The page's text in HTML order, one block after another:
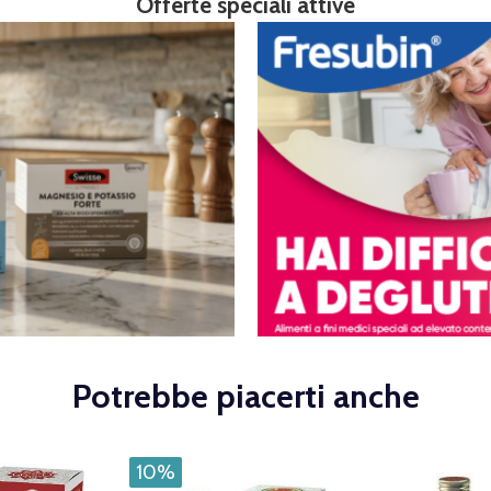
Potrebbe piacerti anche
10%